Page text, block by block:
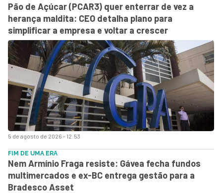
5 de agosto de 2026 - 12:53
Pão de Açúcar (PCAR3) quer enterrar de vez a
herança maldita: CEO detalha plano para
simplificar a empresa e voltar a crescer
FIM DE UMA ERA
Nem Armínio Fraga resiste: Gávea fecha fundos
multimercados e ex-BC entrega gestão para a
Bradesco Asset